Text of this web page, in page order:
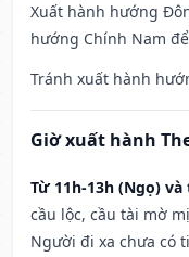
Xuất hành hướng
hướng Chính Nam
Tránh xuất hành
Giờ xuất hành
Từ 11h-13h (Ngọ)
cầu lộc, cầu tài mờ
Người đi xa chưa có